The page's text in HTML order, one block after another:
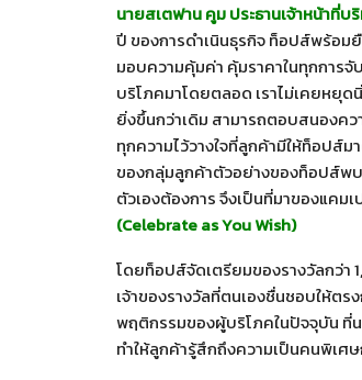
นายสเตฟาน คูม ประธานเจ้าหน้าที่บ
ปี ของการดำเนินธุรกิจ ท็อปส์พร้อ
มอบความคุ้มค่า คุ้มราคาในทุกการ
บริโภคมาโดยตลอด เราไม่เคยหยุ
ยิ่งขึ้นกว่าเดิม สามารถตอบสนองค
ทุกความไว้วางใจที่ลูกค้ามีให้ท็อปส์
ของกลุ่มลูกค้าตัวอย่างของท็อปส์พบ
ตัวเองต้องการ จึงเป็นที่มาของแค
(Celebrate as You Wish)
โดยท็อปส์จัดเตรียมของรางวัลกว่า
เจ้าของรางวัลที่ตนเองชื่นชอบให้ต
พฤติกรรมของผู้บริโภคในปัจจุบัน ที่
ทำให้ลูกค้ารู้สึกถึงความเป็นคนพิเศ